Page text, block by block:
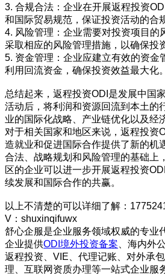
3. 合规合法：企业在开展返程投资
和国际贸易规范，保证投资活动的合
4. 风险管理：企业需要对投资项目的
采取相应的风险管理措施，以确保投
5. 资金管理：企业应建立有效的资金
利用回流资金，确保投资效益最大化。
总结起来，返程投资ODI是发展中国
活动后，将利润和资源回流到本土的
业的国际化战略、产业链优化以及经
对于相关国家和地区来说，返程投资
造就业和促进国际合作提供了新的机
合法、战略规划和风险管理的基础上
区的企业可以进一步开展返程投资
续发展和国际合作的共赢。
以上不清楚的可以详细了解：
V：shuxinqifuwx
舒心企服是企业服务领域权威的专业
企业提供ODI境外投资备案 、海内外
返程投资、VIE、代理记账、对外承
理、互联网资质办理等一站式企业服